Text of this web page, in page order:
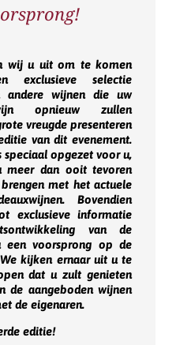
wij u uit om te komen
exclusieve selectie
andere wijnen die uw
opnieuw zullen
vreugde presenteren
van dit evenement.
speciaal opgezet voor u,
meer dan ooit tevoren
met het actuele
Bovendien
exclusieve informatie
van de
een voorsprong op de
kijken ernaar uit u te
dat u zult genieten
de aangeboden wijnen
de eigenaren.
editie!